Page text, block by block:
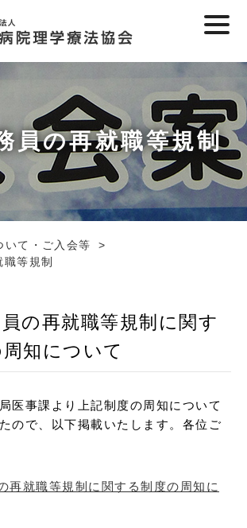
員の再就職等規制
いて・ご入会等
職等規制
の再就職等規制に関す
知について
医事課より上記制度の周知について
ので、以下掲載いたします。各位ご
再就職等規制に関する制度の周知に